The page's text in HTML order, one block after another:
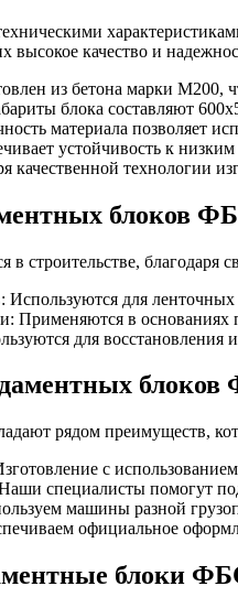
качество и
из бетона марки М200,
блока составляют
материала позволяет
устойчивость к
качественной технологии
блоков
строительстве, благодаря
Используются для
Применяются в основаниях
для
блоков
рядом преимуществ,
с
специалисты помогут
машины разной
официальное
блоки